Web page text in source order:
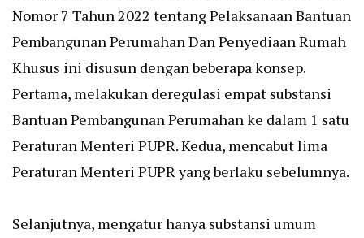
Nomor 7 Tahun 2022 tentang Pelaksanaan Bantuan
Pembangunan Perumahan Dan Penyediaan Rumah
Khusus ini disusun dengan beberapa konsep.
Pertama, melakukan deregulasi empat substansi
Bantuan Pembangunan Perumahan ke dalam 1 satu
Peraturan Menteri PUPR. Kedua, mencabut lima
Peraturan Menteri PUPR yang berlaku sebelumnya.
Selanjutnya, mengatur hanya substansi umum